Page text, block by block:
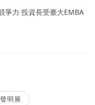
爭力 投資長受臺大EMBA
明展